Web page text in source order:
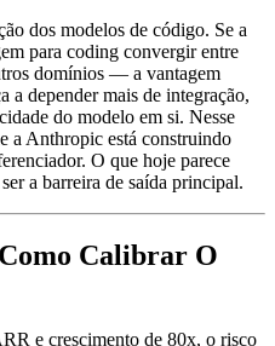
dos modelos de código. Se a
para coding convergir entre
domínios — a vantagem
a depender mais de integração,
do modelo em si. Nesse
Anthropic está construindo
O que hoje parece
a barreira de saída principal.
Calibrar O
e crescimento de 80x, o risco